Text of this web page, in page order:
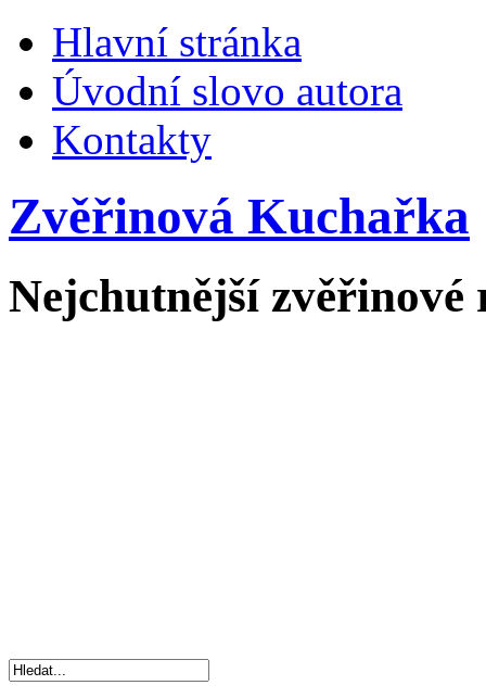
Hlavní stránka
Úvodní slovo autora
Kontakty
Zvěřinová Kuchařka
Nejchutnější zvěřinové